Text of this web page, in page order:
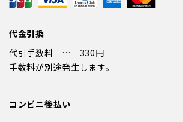
代金引換
代引手数料 … 330円
手数料が別途発生します。
コンビニ後払い